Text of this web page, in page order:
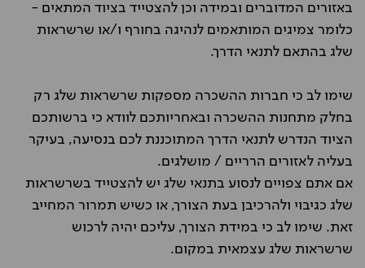
באזורים המדוברים ובמידה וכן להצטייד בציוד המתאים -
כלומר צמיגים המותאמים לנהיגה בחורף ו/או שרשראות
שלג בהתאם לתנאי הדרך.
שימו לב כי חברות ההשכרה מספקות שרשראות שלג רק
בחלק מתחנות ההשכרה ובאחריותכם לוודא כי ברשותכם
הציוד הנדרש לתנאי הדרך המתוכננת לכם בנסיעה, בעיקר
בעליה לאזורים הרריים / מושלגים.
אם אתם צפויים לנסוע בתנאי שלג יש להצטייד בשרשראות
שלג כגיבוי ולהרכיבן בעת הצורך, או כשיש תמרור המחייב
זאת. שימו לב כי במידת הצורך, עליכם יהיה לרכוש
שרשראות שלג עצמאית במקום.